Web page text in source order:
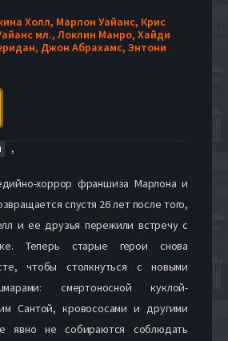
Холл, Марлон Уайанс, Крис
мл.,Локлин Манро, Хайди
Джон Абрахамс, Энтони
,
хоррор франшиза Марлона и
спустя 26 лет после того,
и ее друзья пережили встречу с
Теперь старые герои снова
чтобы столкнуться с новыми
смертоносной куклой-
Сантой, кровососами и другими
явно не собираются соблюдать